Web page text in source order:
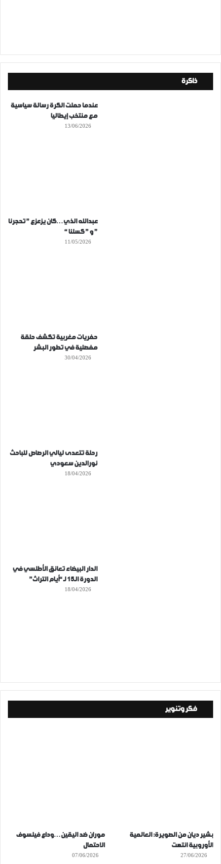
ذاكرة
عندما حملت الكرة رسالة سياسية
مع منتخب إيطاليا
13/06/2026
عبدالله الذي…كان يزعزع ” تحجرنا
” و ” كسلنا “
11/05/2026
حفريات مغربية تكشف حلقة
مفصلية في تطور البشر
30/04/2026
رحلة تتعدى ليالي الرصاص للباحث
نورالدين سعودي
18/04/2026
الدار البيضاء تعانق الأطلسي في
الدورة الـ15 لـ “أيام التراث”
18/04/2026
فكر وتنوير
بشير ديان من الصويرة: العالمية
الأوروبية انتهت
27/06/2026
موران ضد اليقين…وداع فيلسوف
الاحتمال
07/06/2026